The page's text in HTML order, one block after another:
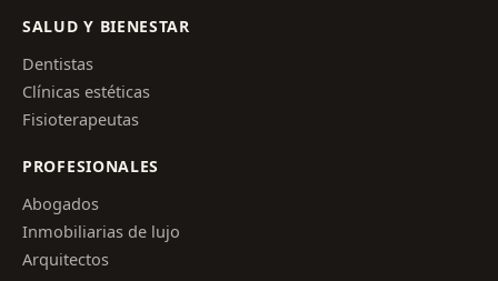
SALUD Y BIENESTAR
Dentistas
Clínicas estéticas
Fisioterapeutas
PROFESIONALES
Abogados
Inmobiliarias de lujo
Arquitectos